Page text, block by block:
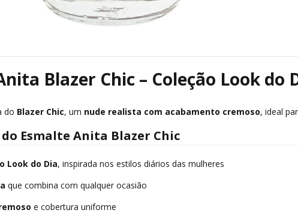
Blazer Chic – Coleção Look do
do Blazer Chic, um nude realista com acabamento cremoso, ideal
Esmalte Anita Blazer Chic
Look do Dia, inspirada nos estilos diários das mulheres
que combina com qualquer ocasião
e cobertura uniforme